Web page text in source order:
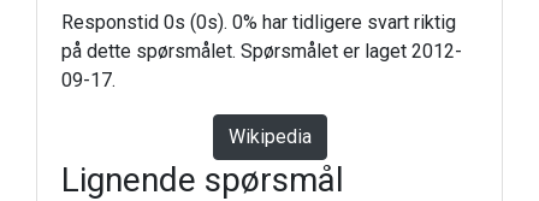
Responstid 0s (0s). 0% har tidligere svart riktig
på dette spørsmålet. Spørsmålet er laget 2012-
09-17.
Wikipedia
Lignende spørsmål